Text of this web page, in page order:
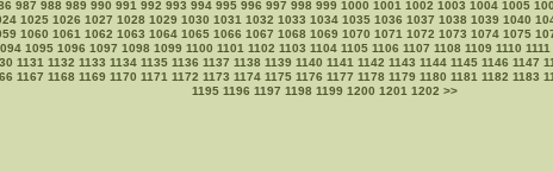
987 988 989 990 991 992 993 994 995 996 997 998 999 1000 1001 1002 1003 1004 1005
1025 1026 1027 1028 1029 1030 1031 1032 1033 1034 1035 1036 1037 1038 1039 1040
1060 1061 1062 1063 1064 1065 1066 1067 1068 1069 1070 1071 1072 1073 1074 1075
1095 1096 1097 1098 1099 1100 1101 1102 1103 1104 1105 1106 1107 1108 1109 1110 1111
1131 1132 1133 1134 1135 1136 1137 1138 1139 1140 1141 1142 1143 1144 1145 1146 1147
1167 1168 1169 1170 1171 1172 1173 1174 1175 1176 1177 1178 1179 1180 1181 1182 1183
1195 1196 1197 1198 1199 1200 1201 1202 >>